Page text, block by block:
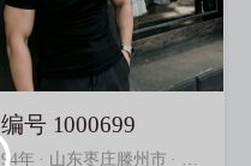
编号 1000699
94年 · 山东枣庄滕州市 · 本科 · 政府机构